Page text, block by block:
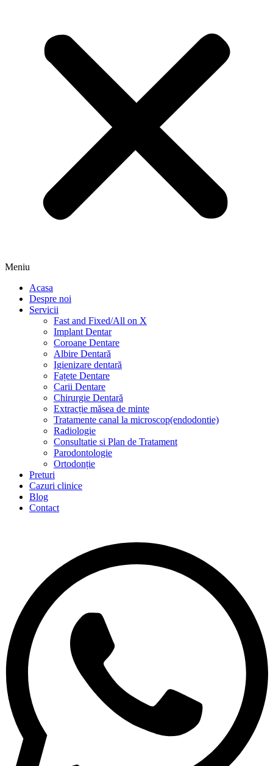
Meniu
Acasa
Despre noi
Servicii
Fast and Fixed/All on X
Implant Dentar
Coroane Dentare
Albire Dentară
Igienizare dentară
Fațete Dentare
Carii Dentare
Chirurgie Dentară
Extracție măsea de minte
Tratamente canal la microscop(endodontie)
Radiologie
Consultatie si Plan de Tratament
Parodontologie
Ortodonție
Preturi
Cazuri clinice
Blog
Contact